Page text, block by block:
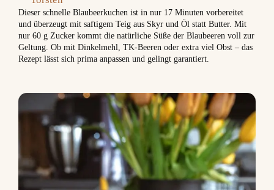
Dieser schnelle Blaubeerkuchen ist in nur 17 Minuten vorbereitet
und überzeugt mit saftigem Teig aus Skyr und Öl statt Butter. Mit
nur 60 g Zucker kommt die natürliche Süße der Blaubeeren voll zur
Geltung. Ob mit Dinkelmehl, TK-Beeren oder extra viel Obst – das
Rezept lässt sich prima anpassen und gelingt garantiert.